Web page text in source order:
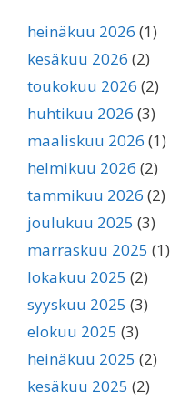
heinäkuu 2026 (1)
kesäkuu 2026 (2)
toukokuu 2026 (2)
huhtikuu 2026 (3)
maaliskuu 2026 (1)
helmikuu 2026 (2)
tammikuu 2026 (2)
joulukuu 2025 (3)
marraskuu 2025 (1)
lokakuu 2025 (2)
syyskuu 2025 (3)
elokuu 2025 (3)
heinäkuu 2025 (2)
kesäkuu 2025 (2)